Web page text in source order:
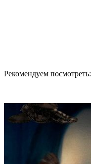
Рекомендуем посмотреть: